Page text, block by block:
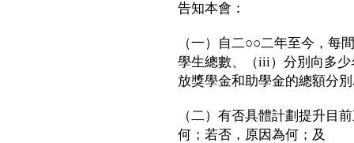
告知本會：
（一）自二○○二年至今，每
學生總數、（iii）分別向多
放獎學金和助學金的總額分
（二）有否具體計劃提升目
何；若否，原因為何；及